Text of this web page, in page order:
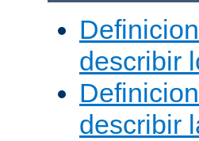
describir
describir